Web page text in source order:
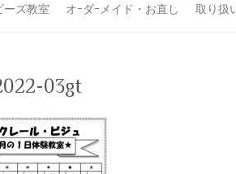
ーズ教室 オｰダｰメイド・お直し 取り扱
03gt